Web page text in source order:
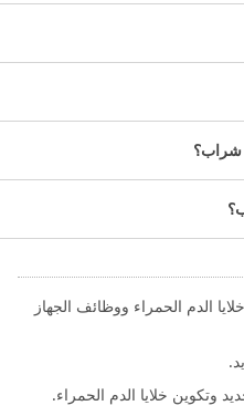
ما هي مواصفات هيمامكس شراب 100
الدم الحمراء.
خلايا الدم الحمراء ووظائف الجهاز
وتكوين خلايا الدم الحمراء.
شراب؟